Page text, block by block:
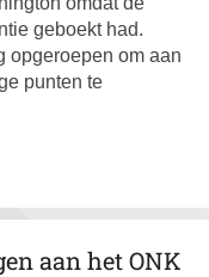
geboekt had.
opgeroepen om aan
punten te
aan het ONK